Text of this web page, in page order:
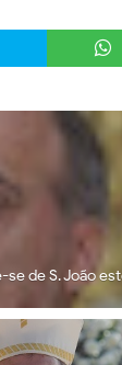
se de S. João